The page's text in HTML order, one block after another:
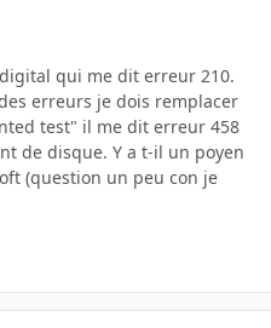
qui me dit erreur 210.
erreurs je dois remplacer
test" il me dit erreur 458
de disque. Y a t-il un poyen
(question un peu con je